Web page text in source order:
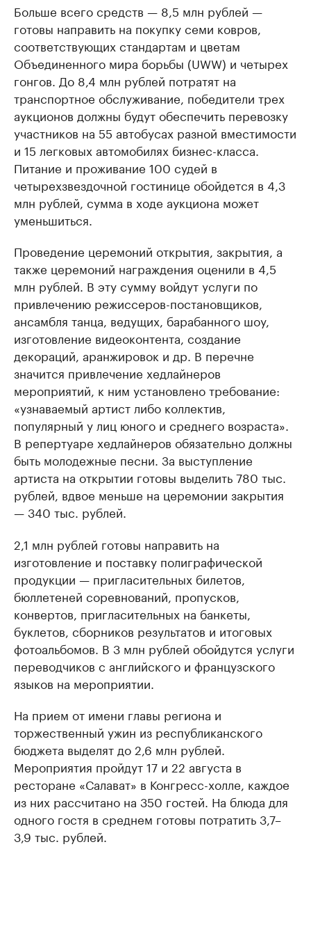
Больше всего средств — 8,5 млн рублей —
готовы направить на покупку семи ковров,
соответствующих стандартам и цветам
Объединенного мира борьбы (UWW) и четырех
гонгов. До 8,4 млн рублей потратят на
транспортное обслуживание, победители трех
аукционов должны будут обеспечить перевозку
участников на 55 автобусах разной вместимости
и 15 легковых автомобилях бизнес-класса.
Питание и проживание 100 судей в
четырехзвездочной гостинице обойдется в 4,3
млн рублей, сумма в ходе аукциона может
уменьшиться.
Проведение церемоний открытия, закрытия, а
также церемоний награждения оценили в 4,5
млн рублей. В эту сумму войдут услуги по
привлечению режиссеров-постановщиков,
ансамбля танца, ведущих, барабанного шоу,
изготовление видеоконтента, создание
декораций, аранжировок и др. В перечне
значится привлечение хедлайнеров
мероприятий, к ним установлено требование:
«узнаваемый артист либо коллектив,
популярный у лиц юного и среднего возраста».
В репертуаре хедлайнеров обязательно должны
быть молодежные песни. За выступление
артиста на открытии готовы выделить 780 тыс.
рублей, вдвое меньше на церемонии закрытия
— 340 тыс. рублей.
2,1 млн рублей готовы направить на
изготовление и поставку полиграфической
продукции — пригласительных билетов,
бюллетеней соревнований, пропусков,
конвертов, пригласительных на банкеты,
буклетов, сборников результатов и итоговых
фотоальбомов. В 3 млн рублей обойдутся услуги
переводчиков с английского и французского
языков на мероприятии.
На прием от имени главы региона и
торжественный ужин из республиканского
бюджета выделят до 2,6 млн рублей.
Мероприятия пройдут 17 и 22 августа в
ресторане «Салават» в Конгресс-холле, каждое
из них рассчитано на 350 гостей. На блюда для
одного гостя в среднем готовы потратить 3,7–
3,9 тыс. рублей.